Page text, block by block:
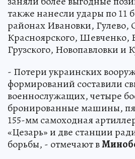
также нанесли удары по 11
районах Ивановки, Гулево,
Красноярского, Шевченко,
Грузского, Новопавловки и
- Потери украинских
формирований составили
военнослужащих, четыре
бронированные машины,
155-мм самоходная
«Цезарь» и две станции
борьбы, - отмечают в